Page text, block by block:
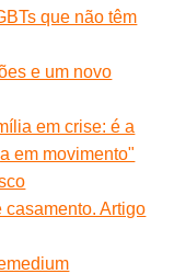
que não têm
e um novo
em crise: é a
em movimento"
casamento. Artigo